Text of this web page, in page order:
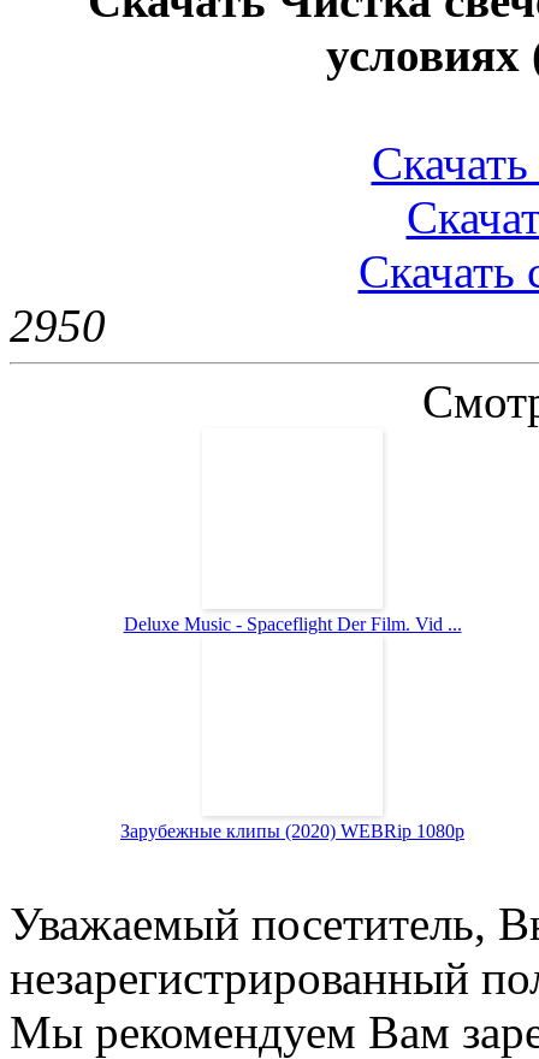
Скачать
2950
Deluxe Music - Spaceflight Der Film. Vid ...
Зарубежные клипы (2020) WEBRip 1080p
Уважаемый посетитель,
незарегистрированный
Мы рекомендуем Вам